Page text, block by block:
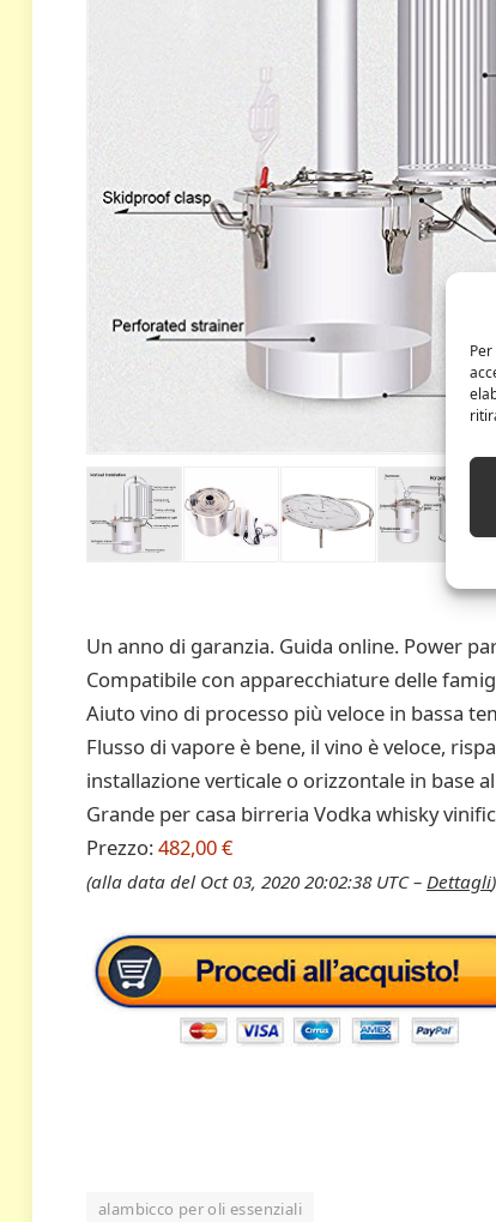
Un anno di garanzia. Guida online. Power
Compatibile con apparecchiature delle
Aiuto vino di processo più veloce in bassa
Flusso di vapore è bene, il vino è veloce,
installazione verticale o orizzontale in base
Grande per casa birreria Vodka whisky
Prezzo:482,00 €
(alla data del Oct 03, 2020 20:02:38 UTC – Dettagli)
alambicco per oli essenziali